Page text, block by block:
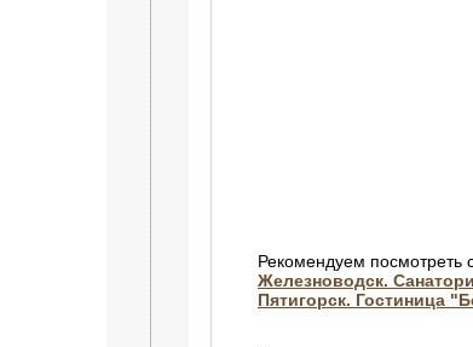
Рекомендуем посмотреть
Железноводск.
Пятигорск. Гостиница